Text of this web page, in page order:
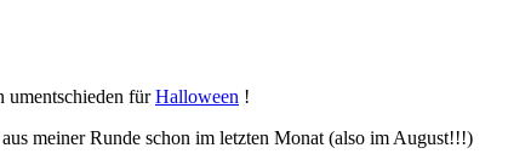
umentschieden fürHalloween !
meiner Runde schon im letzten Monat (also im August!!!)